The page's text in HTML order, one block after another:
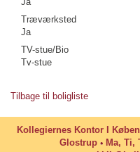
Træværksted
Ja
TV-stue/Bio
Tv-stue
Tilbage til boligliste
Kollegiernes Kontor I
Glostrup
Ma, Ti,